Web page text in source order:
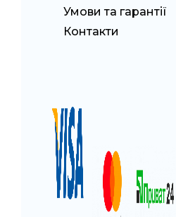
Умови та гарантії
Контакти